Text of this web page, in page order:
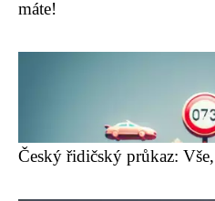
máte!
Český řidičský průkaz: